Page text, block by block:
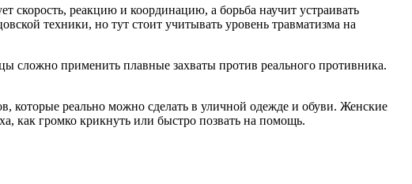
скорость, реакцию и координацию, а борьба научит устраивать
техники, но тут стоит учитывать уровень травматизма на
сложно применить плавные захваты против реального противника.
которые реально можно сделать в уличной одежде и обуви. Женские
как громко крикнуть или быстро позвать на помощь.